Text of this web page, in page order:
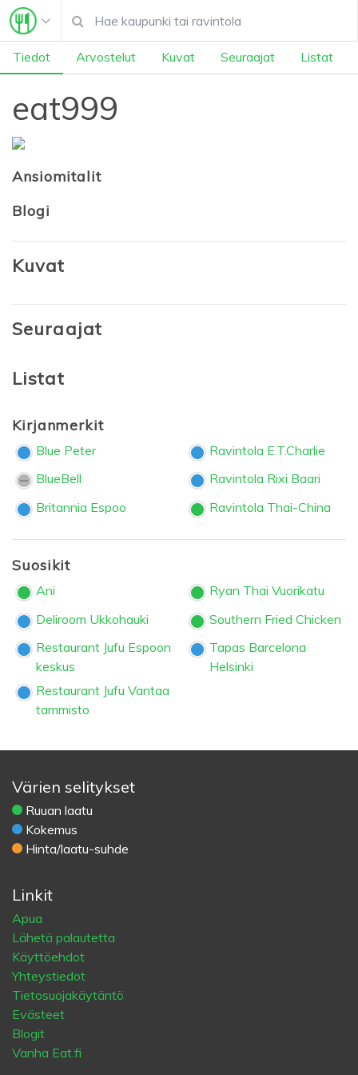
Tiedot Arvostelut Kuvat Seuraajat Listat
eat999
Ansiomitalit
Blogi
Kuvat
Seuraajat
Listat
Kirjanmerkit
Blue Peter
BlueBell
Britannia Espoo
Ravintola E.T.Charlie
Ravintola Rixi Baari
Ravintola Thai-China
Suosikit
Ani
Deliroom Ukkohauki
Restaurant Jufu Espoon
keskus
Restaurant Jufu Vantaa
tammisto
Ryan Thai Vuorikatu
Southern Fried Chicken
Tapas Barcelona
Helsinki
Värien selitykset
Ruuan laatu
Kokemus
Hinta/laatu-suhde
Linkit
Apua
Lähetä palautetta
Käyttöehdot
Yhteystiedot
Tietosuojakäytäntö
Evästeet
Blogit
Vanha Eat.fi